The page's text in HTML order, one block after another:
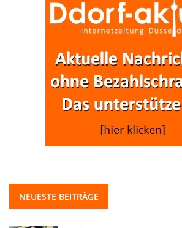
NEUESTE BEITRÄGE